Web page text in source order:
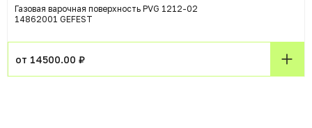
Газовая варочная поверхность PVG 1212-02
14862001 GEFEST
от 14500.00 ₽